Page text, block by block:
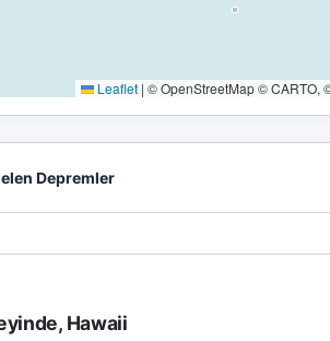
Leaflet | © OpenStreetMap © CARTO,
Depremler
Hawaii